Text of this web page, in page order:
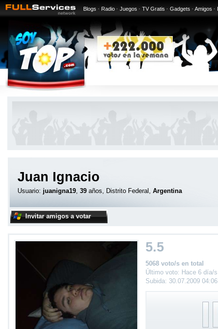
Blogs · Radio · Juegos · TV Gratis · Gadgets · Amigos ·
Juan Ignacio
Usuario: juanigna19, 39 años, Distrito Federal, Argentina
Invitar amigos a votar
5.5
5068 voto/s en total
Último voto: Hace 6 día/s
Subida: 30.07.2009